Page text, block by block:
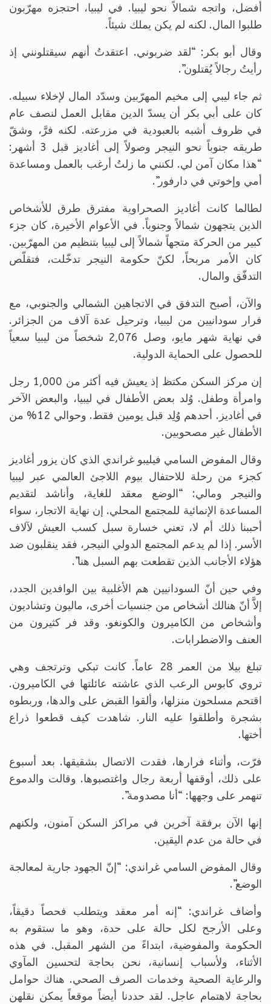
أفضل، واتجه شمالاً نحو ليبيا. في ليبيا، احتجزه مهرّبون
طلبوا المال. لكنه لم يكن يملك شيئاً.
وقال أبو بكر: “لقد ضربوني. اعتقدتُ أنهم سيقتلونني إذ
رأيتُ رجالاً يُقتلون”.
ثم جاء ليبي إلى مخيم المهرّبين وسدّد المال لإخلاء سبيله.
كان على أبي بكر أن يسدّ الدين مقابل العمل لنصف عام
في ظروف أشبه بالعبودية في مزرعته. لكنه فرَّ، وشقّ
طريقه جنوباً نحو النيجر وصولاً إلى أغاديز قبل 3 أشهر:
“هذا مكان آمن لي. لكنني ما زلتُ أرغب بالعمل ومساعدة
أمي وإخوتي في دارفور”.
لطالما كانت أغاديز الصحراوية مفترق طرق للأشخاص
الذين يتجهون شمالاً وجنوباً. في الأعوام الأخيرة، كان جزء
كبير من الحركة متجهاً شمالاً إلى ليبيا بتنظيم من المهرّبين.
كان الأمر مربحاً، لكنّ حكومة النيجر تدخّلت، فتقلّص
التدفّق والمال.
والآن، أصبح التدفق في الاتجاهين الشمالي والجنوبي، مع
فرار سودانيين من ليبيا، وترحيل عدة آلاف من الجزائر.
في نهاية شهر مايو، وصل 2,076 شخصاً من ليبيا سعياً
للحصول على الحماية الدولية.
إن مركز السكن مكتظ إذ يعيش فيه أكثر من 1,000 رجل
وامرأة وطفل. وُلد بعض الأطفال في ليبيا، والبعض الآخر
في أغاديز. أحدهم وُلِد قبل يومين فقط. وحوالي 12% من
الأطفال غير مصحوبين.
وقال المفوض السامي فيليبو غراندي الذي كان يزور أغاديز
كجزء من رحلة للاحتفال بيوم اللاجئ العالمي عبر ليبيا
والنيجر ومالي: “الوضع معقد للغاية، وأناشد لتقديم
المساعدة الإنمائية للمجتمع المحلي. إن نهاية الاتجار، سواء
أحببنا ذلك أم لا، تعني خسارة سبل كسب العيش لآلاف
الأسر. إذا لم يدعم المجتمع الدولي النيجر، فقد ينقلبون ضد
هؤلاء الأجانب الذين تقطعت بهم السبل هنا”.
وفي حين أنّ السودانيين هم الأغلبية بين الوافدين الجدد،
إلاَّ أنّ هنالك أشخاص من جنسيات أخرى، ماليون وتشاديون
وأشخاص من الكاميرون والكونغو. وقد فر كثيرون من
العنف والاضطرابات.
تبلغ بيلا من العمر 28 عاماً. كانت تبكي وترتجف وهي
تروي كابوس الرعب الذي عاشته عائلتها في الكاميرون.
اقتحم مسلحون منزلها، وألقوا القبض على والدها، وربطوه
بشجرة وأطلقوا عليه النار. شاهدت كيف قطعوا ذراع
أختها.
فرّت، وأثناء فرارها، فقدت الاتصال بشقيقها. بعد أسبوع
على ذلك، أوقفها أربعة رجال واغتصبوها. وقالت والدموع
تنهمر على وجهها: “أنا مصدومة”.
إنها الآن برفقة آخرين في مراكز السكن آمنون، ولكنهم
في حالة من عدم اليقين.
وقال المفوض السامي غراندي: “إنّ الجهود جارية لمعالجة
الوضع”.
وأضاف غراندي: “إنه أمر معقد ويتطلب فحصاً دقيقاً،
وعلى الأرجح لكل حالة على حدة، وهو ما ستقوم به
الحكومة والمفوضية، ابتداءً من الشهر المقبل. في هذه
الأثناء، ولأسباب إنسانية، نحن بحاجة لتحسين المآوي
والرعاية الصحية وخدمات الصرف الصحي. هناك حوامل
بحاجة لاهتمام عاجل. لقد حددنا أيضاً موقعاً يمكن نقلهن